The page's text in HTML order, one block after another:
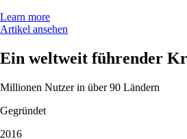
Learn more
Artikel ansehen
Ein weltweit führender
Millionen Nutzer in über 90 Ländern
Gegründet
2016